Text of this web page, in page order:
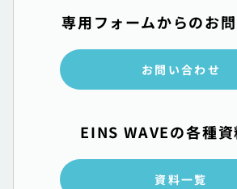
専用フォームからのお
お問い合わせ
EINS WAVEの各種
資料一覧